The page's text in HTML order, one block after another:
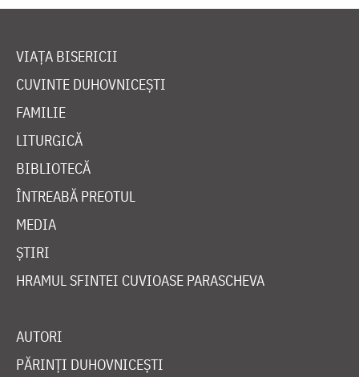
VIAȚA BISERICII
CUVINTE DUHOVNICEȘTI
FAMILIE
LITURGICĂ
BIBLIOTECĂ
ÎNTREABĂ PREOTUL
MEDIA
ȘTIRI
HRAMUL SFINTEI CUVIOASE PARASCHEVA
AUTORI
PĂRINȚI DUHOVNICEȘTI